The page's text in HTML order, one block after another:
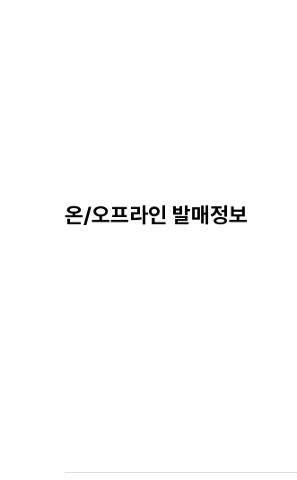
온/오프라인 발매정보